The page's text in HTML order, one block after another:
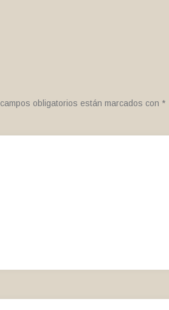
obligatorios están marcados con *